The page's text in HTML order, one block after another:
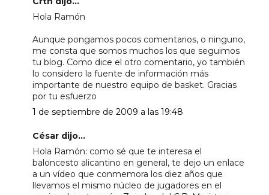
Hola Ramón
Aunque pongamos pocos comentarios, o ninguno,
me consta que somos muchos los que seguimos
tu blog. Como dice el otro comentario, yo también
lo considero la fuente de información más
importante de nuestro equipo de basket. Gracias
por tu esfuerzo
1 de septiembre de 2009 a las 19:48
César dijo...
Hola Ramón: como sé que te interesa el
baloncesto alicantino en general, te dejo un enlace
a un vídeo que conmemora los diez años que
llevamos el mismo núcleo de jugadores en el